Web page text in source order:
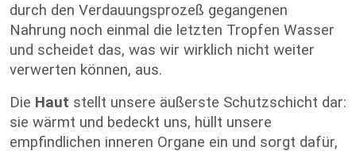
durch den Verdauungsprozeß gegangenen
Nahrung noch einmal die letzten Tropfen Wasser
und scheidet das, was wir wirklich nicht weiter
verwerten können, aus.
Die Haut stellt unsere äußerste Schutzschicht dar:
sie wärmt und bedeckt uns, hüllt unsere
empfindlichen inneren Organe ein und sorgt dafür,